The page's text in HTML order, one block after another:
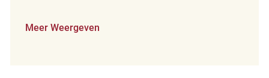
Meer Weergeven